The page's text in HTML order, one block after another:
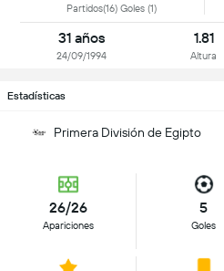
Partidos(16) Goles (1)
31 años
24/09/1994
1.81
Altura
Estadísticas
Primera División de Egipto
26/26
Apariciones
5
Goles